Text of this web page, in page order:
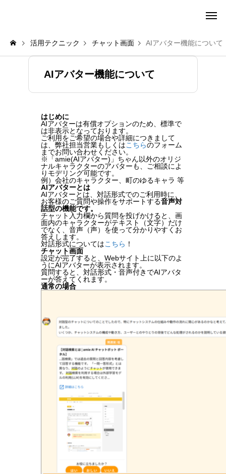
活用テクニック チャット画面 AIアバター機能について
AIアバター機能について
はじめに
AIアバターは有償オプションのため、標準で
は非表示となっております。
ご利用をご希望の場合や詳細につきまして
は、弊社担当営業もしくはこちらのフォーム
までお問い合わせください。
※「amie(AIアバター)」ちゃん以外のオリジ
ナルキャラクターのアバターも、ご相談によ
りモデリング可能です。
例）会社のキャラクター、町のゆるキャラ 等
AIアバターとは
AIアバターとは、対話形式でのご利用時に、
お客様のご質問や操作をサポートする音声対
話型の機能です。
チャット入力欄から質問を投げかけると、画
面内のキャラクターがテキスト（文字）だけ
でなく、音声（声）を使って分かりやすくお
答えします。
対話形式についてはこちら ！
チャット画面
設定が完了すると、Webサイト上に以下のよ
うにAIアバターが表示されます。
質問すると、対話形式・音声付きでAIアバタ
ーが答えてくれます。
通常の場合